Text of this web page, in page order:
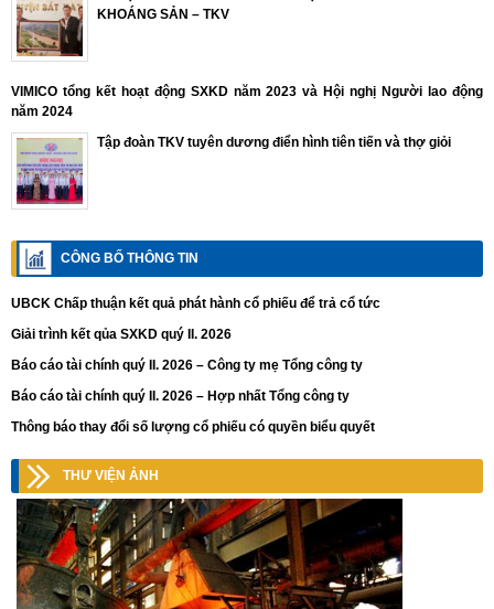
KHOÁNG SẢN – TKV
VIMICO tổng kết hoạt động SXKD năm 2023 và Hội nghị Người lao động
năm 2024
Tập đoàn TKV tuyên dương điển hình tiên tiến và thợ giỏi
CÔNG BỐ THÔNG TIN
UBCK Chấp thuận kết quả phát hành cổ phiếu để trả cổ tức
Giải trình kết qủa SXKD quý II. 2026
Báo cáo tài chính quý II. 2026 – Công ty mẹ Tổng công ty
Báo cáo tài chính quý II. 2026 – Hợp nhất Tổng công ty
Thông báo thay đổi số lượng cổ phiếu có quyền biểu quyết
THƯ VIỆN ẢNH